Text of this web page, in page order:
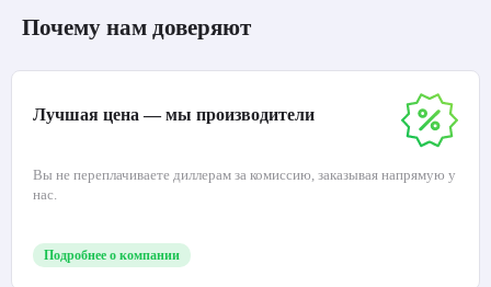
Почему нам доверяют
Лучшая цена — мы производители
Вы не переплачиваете диллерам за комиссию, заказывая напрямую у
нас.
Подробнее о компании